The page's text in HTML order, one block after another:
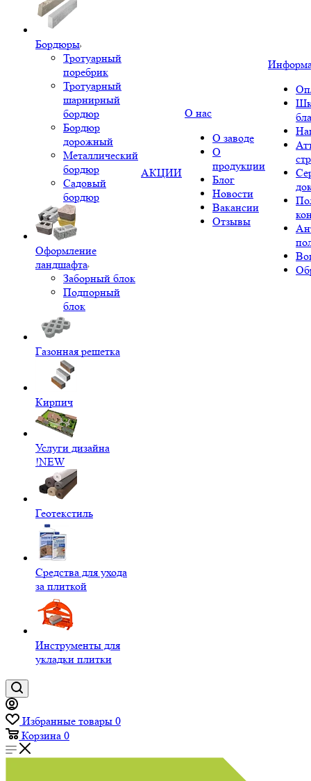
Бордюры
Тротуарный
поребрик
Тротуарный
шарнирный
бордюр
Бордюр
дорожный
Металлический
бордюр
Садовый
бордюр
Оформление
ландшафта
Заборный блок
Подпорный
блок
Газонная решетка
Кирпич
Услуги дизайна
!NEW
Геотекстиль
Средства для ухода
за плиткой
Инструменты для
укладки плитки
АКЦИИ
О нас
О заводе
О
продукции
Блог
Новости
Вакансии
Отзывы
Избранные товары 0
Корзина 0